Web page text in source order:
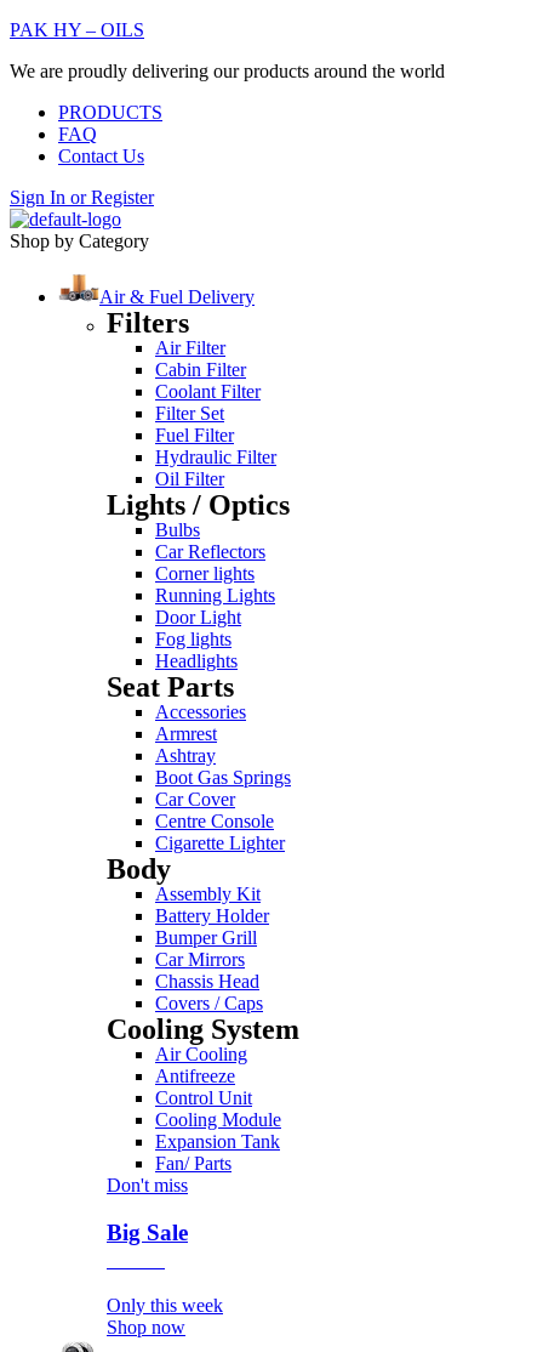
PAK HY – OILS
We are proudly delivering our products around the world
PRODUCTS
FAQ
Contact Us
Sign In orRegister
Shop by Category
Air & Fuel Delivery
Filters
Air Filter
Cabin Filter
Coolant Filter
Filter Set
Fuel Filter
Hydraulic Filter
Oil Filter
Lights / Optics
Bulbs
Car Reflectors
Corner lights
Running Lights
Door Light
Fog lights
Headlights
Seat Parts
Accessories
Armrest
Ashtray
Boot Gas Springs
Car Cover
Centre Console
Cigarette Lighter
Body
Assembly Kit
Battery Holder
Bumper Grill
Car Mirrors
Chassis Head
Covers / Caps
Cooling System
Air Cooling
Antifreeze
Control Unit
Cooling Module
Expansion Tank
Fan/ Parts
Don't miss
Big Sale
Only this week
Shop now